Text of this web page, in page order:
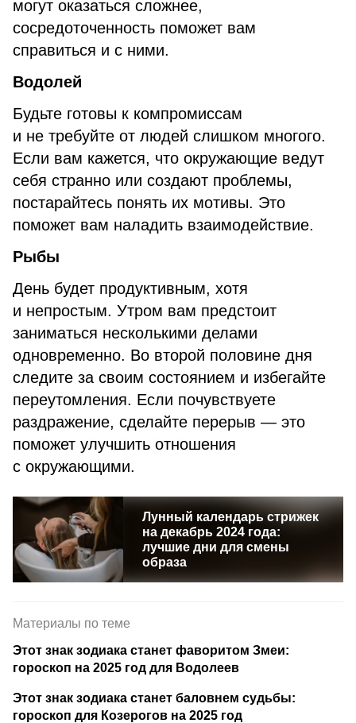
могут оказаться сложнее,
сосредоточенность поможет вам
справиться и с ними.
Водолей
Будьте готовы к компромиссам
и не требуйте от людей слишком многого.
Если вам кажется, что окружающие ведут
себя странно или создают проблемы,
постарайтесь понять их мотивы. Это
поможет вам наладить взаимодействие.
Рыбы
День будет продуктивным, хотя
и непростым. Утром вам предстоит
заниматься несколькими делами
одновременно. Во второй половине дня
следите за своим состоянием и избегайте
переутомления. Если почувствуете
раздражение, сделайте перерыв — это
поможет улучшить отношения
с окружающими.
Лунный календарь стрижек
на декабрь 2024 года:
лучшие дни для смены
образа
Материалы по теме
Этот знак зодиака станет фаворитом Змеи:
гороскоп на 2025 год для Водолеев
Этот знак зодиака станет баловнем судьбы:
гороскоп для Козерогов на 2025 год